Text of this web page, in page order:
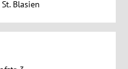
Blasien